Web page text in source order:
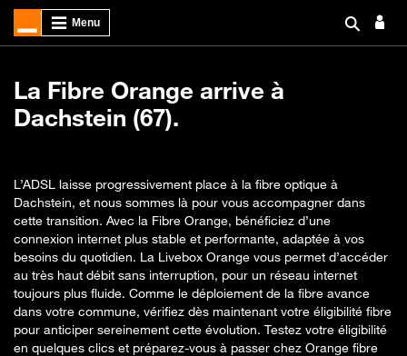
La Fibre Orange arrive à
Dachstein (67).
L’ADSL laisse progressivement place à la fibre optique à
Dachstein, et nous sommes là pour vous accompagner dans
cette transition. Avec la Fibre Orange, bénéficiez d’une
connexion internet plus stable et performante, adaptée à vos
besoins du quotidien. La Livebox Orange vous permet d’accéder
au très haut débit sans interruption, pour un réseau internet
toujours plus fluide. Comme le déploiement de la fibre avance
dans votre commune, vérifiez dès maintenant votre éligibilité fibre
pour anticiper sereinement cette évolution. Testez votre éligibilité
en quelques clics et préparez-vous à passer chez Orange fibre